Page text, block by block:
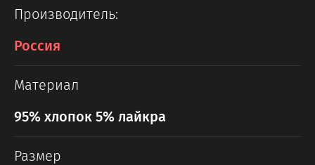
Производитель:
Россия
Материал
95% хлопок 5% лайкра
Размер